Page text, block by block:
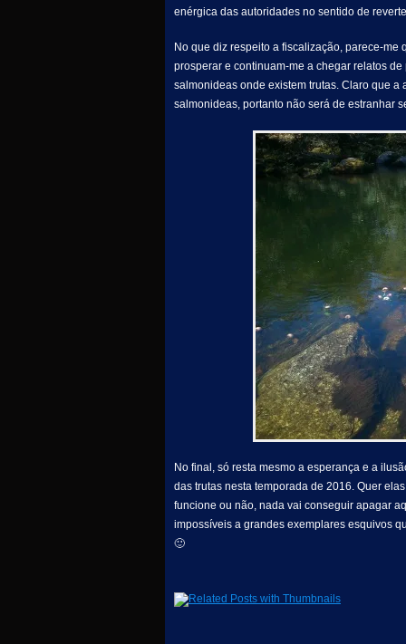
enérgica das autoridades no sentido de
No que diz respeito a fiscalização, parece-me
prosperar e continuam-me a chegar relatos
salmonideas onde existem trutas. Claro que
salmonideas, portanto não será de estranhar
No final, só resta mesmo a esperança e a
das trutas nesta temporada de 2016. Quer
funcione ou não, nada vai conseguir apagar
impossíveis a grandes exemplares esquivos
🙂